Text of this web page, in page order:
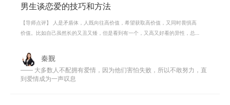
男生谈恋爱的技巧和方法
【导师点评】 人是矛盾体，人既向往高价值，希望获取高价值，又同时畏惧高
价值。比如自己虽然长的又丑又矮，但是看到有一个，又高又好看的异性，总
秦觐
—— 大多数人不配拥有爱情，因为他们害怕失败，所以不敢努力，直
到爱情成为一声叹息